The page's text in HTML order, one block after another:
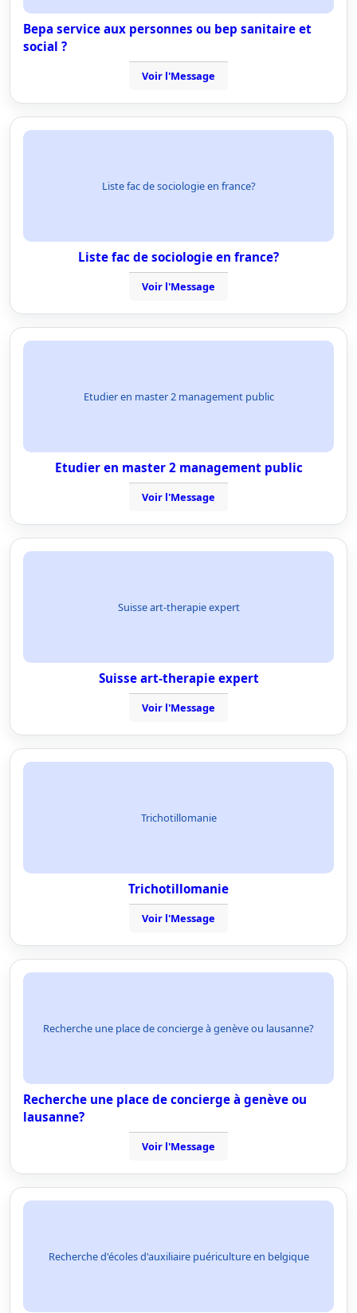
Bepa service aux personnes ou bep sanitaire et
social ?
Voir l'Message
Liste fac de sociologie en france?
Liste fac de sociologie en france?
Voir l'Message
Etudier en master 2 management public
Etudier en master 2 management public
Voir l'Message
Suisse art-therapie expert
Suisse art-therapie expert
Voir l'Message
Trichotillomanie
Trichotillomanie
Voir l'Message
Recherche une place de concierge à genève ou lausanne?
Recherche une place de concierge à genève ou
lausanne?
Voir l'Message
Recherche d'écoles d'auxiliaire puériculture en belgique